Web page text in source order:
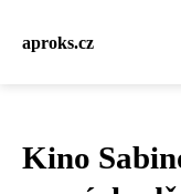
aproks.cz
Kino